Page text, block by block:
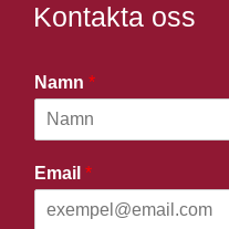
Kontakta oss
Namn *
Email *